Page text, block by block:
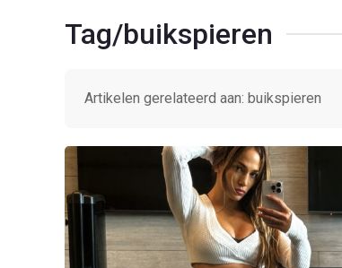
Tag/buikspieren
Artikelen gerelateerd aan: buikspieren